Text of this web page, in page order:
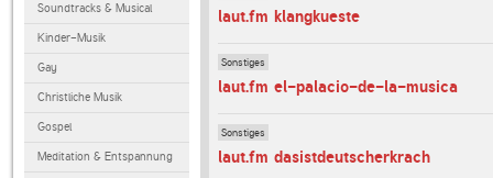
Soundtracks & Musical
Kinder-Musik
Gay
Christliche Musik
Gospel
Meditation & Entspannung
laut.fm klangkueste
Sonstiges
laut.fm el-palacio-de-la-musica
Sonstiges
laut.fm dasistdeutscherkrach